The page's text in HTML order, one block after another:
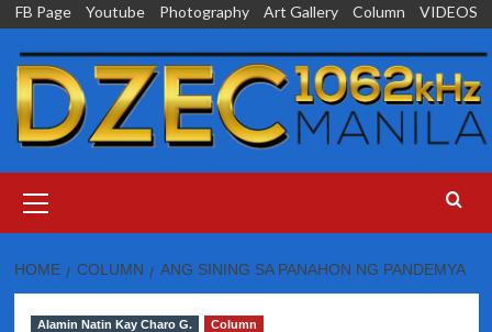
Skip
content
FB Page Youtube Photography Art Gallery Column VIDEOS
Menu
HOME COLUMN ANG SINING SA PANAHON NG PANDEMYA
Alamin Natin Kay Charo G. Column